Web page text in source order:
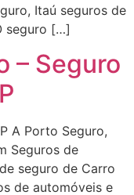
Itaú seguros de
seguro […]
– Seguro
A Porto Seguro,
Seguros de
seguro de Carro
de automóveis e